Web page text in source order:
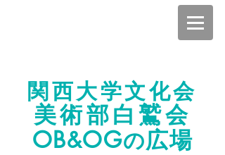
関西大学文化会
美術部白鷲会
OB&OGの広場